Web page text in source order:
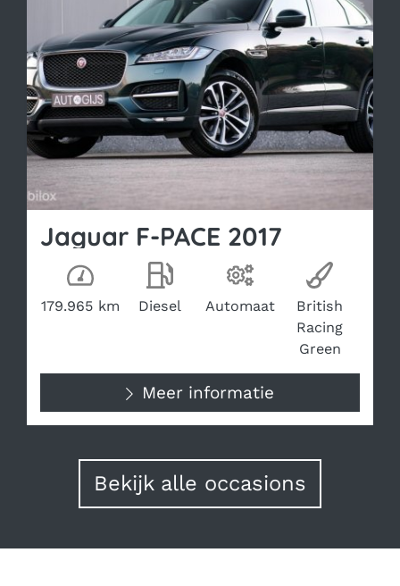
Bekijk occasion
Jaguar F-PACE 2017
Kilometerstand
179.965 km
Brandstof
Diesel
Transmissie
Automaat
Kleur
British
Racing
Green
Meer informatie
Bekijk alle occasions